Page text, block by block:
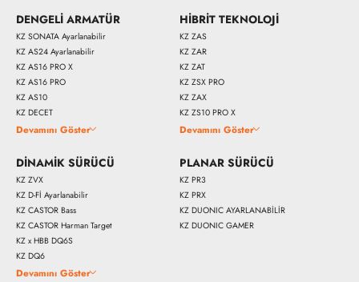
DENGELİ ARMATÜR
KZ SONATA Ayarlanabilir
KZ AS24 Ayarlanabilir
KZ AS16 PRO X
KZ AS16 PRO
KZ AS10
KZ DECET
Devamını Göster
HİBRİT TEKNOLOJİ
KZ ZAS
KZ ZAR
KZ ZAT
KZ ZSX PRO
KZ ZAX
KZ ZS10 PRO X
Devamını Göster
DİNAMİK SÜRÜCÜ
KZ ZVX
KZ D-Fİ Ayarlanabilir
KZ CASTOR Bass
KZ CASTOR Harman Target
KZ x HBB DQ6S
KZ DQ6
Devamını Göster
PLANAR SÜRÜCÜ
KZ PR3
KZ PRX
KZ DUONIC AYARLANABİLİR
KZ DUONIC GAMER